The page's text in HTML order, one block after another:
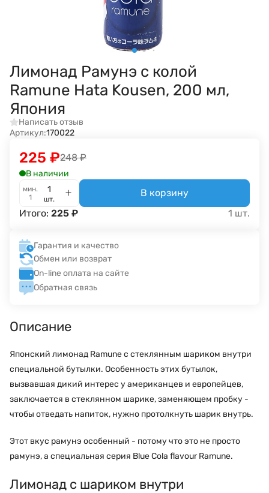
Лимонад Рамунэ с колой
Ramune Hata Kousen, 200 мл,
Япония
Написать отзыв
Артикул:170022
248 ₽
225 ₽
В наличии
мин.
1
шт.
В корзину
Итого: 225 ₽ 1 шт.
Гарантия и качество
Обмен или возврат
On-line оплата на сайте
Обратная связь
Описание
Японский лимонад Ramune с стеклянным шариком внутри
специальной бутылки. Особенность этих бутылок,
вызвавшая дикий интерес у американцев и европейцев,
заключается в стеклянном шарике, заменяющем пробку -
чтобы отведать напиток, нужно протолкнуть шарик внутрь.
Этот вкус рамунэ особенный - потому что это не просто
рамунэ, а специальная серия Blue Cola flavour Ramune.
Лимонад с шариком внутри